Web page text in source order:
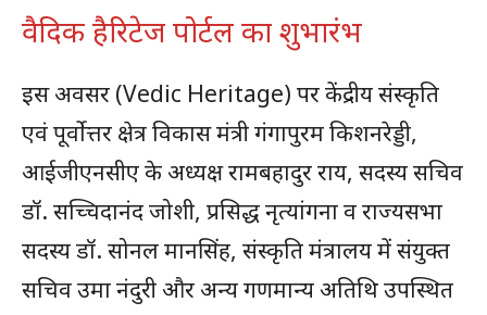
वैदिक हैरिटेज पोर्टल का शुभारंभ
इस अवसर (Vedic Heritage) पर केंद्रीय संस्कृति
एवं पूर्वोत्तर क्षेत्र विकास मंत्री गंगापुरम किशनरेड्डी,
आईजीएनसीए के अध्यक्ष रामबहादुर राय, सदस्य सचिव
डॉ. सच्चिदानंद जोशी, प्रसिद्ध नृत्यांगना व राज्यसभा
सदस्य डॉ. सोनल मानसिंह, संस्कृति मंत्रालय में संयुक्त
सचिव उमा नंदुरी और अन्य गणमान्य अतिथि उपस्थित